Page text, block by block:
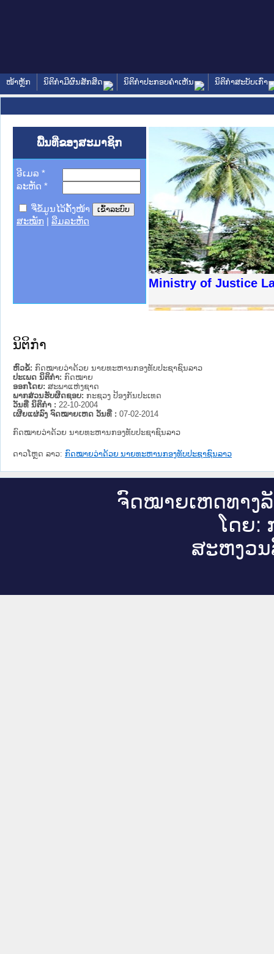
ໜ້າຫຼັກ ນິຕິກໍາມີຜົນສັກສິດ ນິຕິກໍາປະກອບຄໍາເຫັນ ນິຕິກໍາສະບັບເກົ່າ
ພື້ນທີ່ຂອງສະມາຊິກ
ອີເມລ *
ລະຫັດ *
ຈື່ຂໍ້ມູນໄວ້ຄັ້ງໜ້າ
ສະໝັກ
ລືມລະຫັດ
Ministry of Justice
າຊົນ ພາກເໜືອ
ການ
ກາງ
ໃຕ້
ຕຳຫຼວດປະຊາຊົນ
ສັນຕິບານປະຊາຊົນ
ກເໜືອ
າຊົນ ພາກກາງ
ນິຕິກໍາ
ຫົວຂໍ້: ກົດໝາຍວ່າດ້ວຍ ນາຍທະຫານກອງທັບປະຊາຊົນລາວ
ປະເພດ ນິຕິກໍາ: ກົດໝາຍ
ອອກໂດຍ: ສະພາແຫ່ງຊາດ
ພາກສ່ວນຮັບຜິດຊອບ: ກະຊວງ ປ້ອງກັນປະເທດ
ວັນທີ່ ນິຕິກໍາ : 22-10-2004
ເຜີຍແຜ່ລົງ ຈົດໝາຍເຫດ ວັນທີ່ : 07-02-2014
ກົດໝາຍວ່າດ້ວຍ ນາຍທະຫານກອງທັບປະຊາຊົນລາວ
ດາວໂຫຼດ ລາວ: ກົດໝາຍວ່າດ້ວຍ ນາຍທະຫານກອງທັບປະຊາຊົນລາວ
ຈົດ​ໝາຍ​ເຫດ​ທາງ​
ໂດຍ:
ສະ​ຫງວນ​